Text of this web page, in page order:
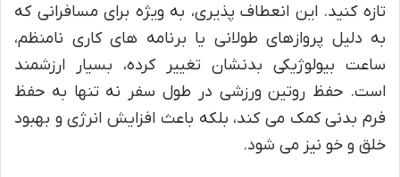
تازه کنید. این انعطاف پذیری، به ویژه برای مسافرانی که
به دلیل پروازهای طولانی یا برنامه های کاری نامنظم،
ساعت بیولوژیکی بدنشان تغییر کرده، بسیار ارزشمند
است. حفظ روتین ورزشی در طول سفر نه تنها به حفظ
فرم بدنی کمک می کند، بلکه باعث افزایش انرژی و بهبود
خلق و خو نیز می شود.